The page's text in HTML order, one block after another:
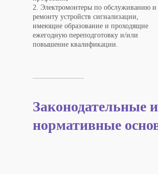
2. Электромонтеры по обслуживанию и
ремонту устройств сигнализации,
имеющие образование и проходящие
ежегодную переподготовку и/или
повышение квалификации.
Законодательные и
нормативные